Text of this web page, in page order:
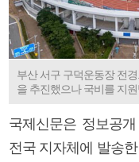
부산 서구 구덕운동장 전
을 추진했으나 국비를 지
국제신문은 정보공
전국 지자체에 발송